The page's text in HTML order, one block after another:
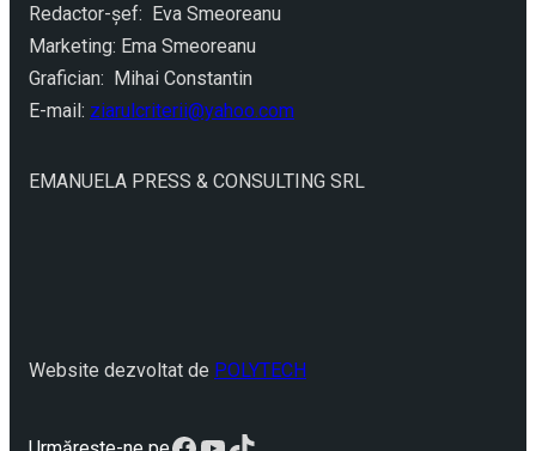
Redactor-şef: Eva Smeoreanu
Marketing: Ema Smeoreanu
Grafician: Mihai Constantin
E-mail: ziarulcriterii@yahoo.com
EMANUELA PRESS & CONSULTING SRL
Website dezvoltat de POLYTECH